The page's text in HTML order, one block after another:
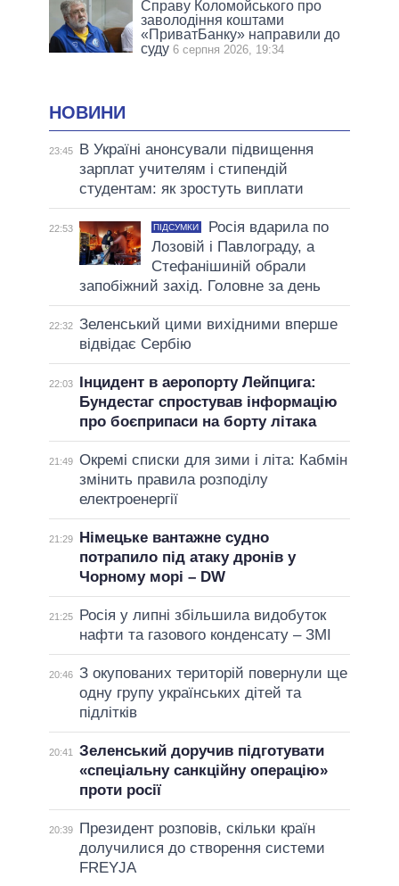
Справу Коломойського про
заволодіння коштами
«ПриватБанку» направили до
суду 6 серпня 2026, 19:34
НОВИНИ
23:45
В Україні анонсували підвищення
зарплат учителям і стипендій
студентам: як зростуть виплати
22:53 ПІДСУМКИ
Росія вдарила по
Лозовій і Павлограду, а
Стефанішиній обрали
запобіжний захід. Головне за день
22:32 Зеленський цими вихідними вперше
відвідає Сербію
22:03
Інцидент в аеропорту Лейпцига:
Бундестаг спростував інформацію
про боєприпаси на борту літака
21:49 Окремі списки для зими і літа: Кабмін
змінить правила розподілу
електроенергії
21:29
Німецьке вантажне судно
потрапило під атаку дронів у
Чорному морі – DW
21:25
Росія у липні збільшила видобуток
нафти та газового конденсату – ЗМІ
20:46 З окупованих територій повернули ще
одну групу українських дітей та
підлітків
20:41
Зеленський доручив підготувати
«спеціальну санкційну операцію»
проти росії
20:39
Президент розповів, скільки країн
долучилися до створення системи
FREYJA